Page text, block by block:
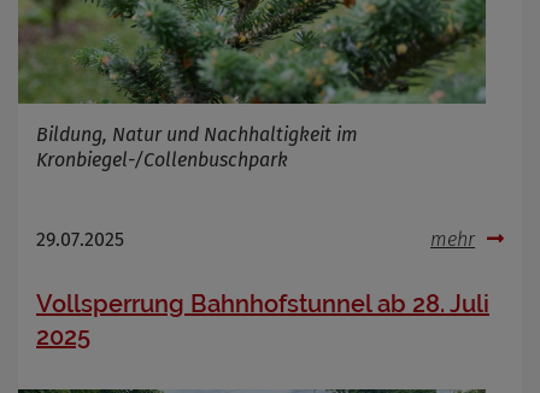
Bildung, Natur und Nachhaltigkeit im
Kronbiegel-/Collenbuschpark
29.07.2025 mehr
Vollsperrung Bahnhofstunnel ab 28. Juli
2025
Infos schließen